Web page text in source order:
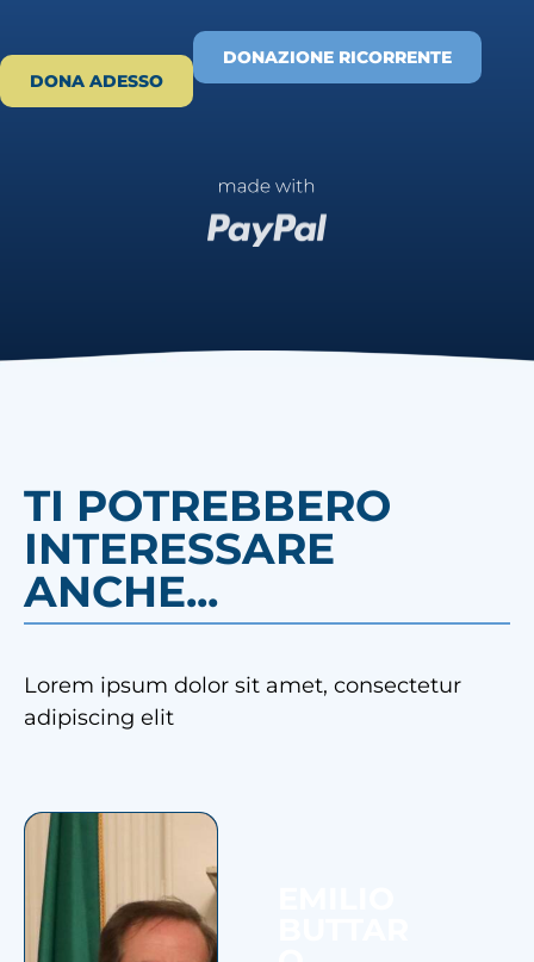
DONA ADESSO
DONAZIONE RICORRENTE
TI POTREBBERO
INTERESSARE
ANCHE...
Lorem ipsum dolor sit amet, consectetur
adipiscing elit